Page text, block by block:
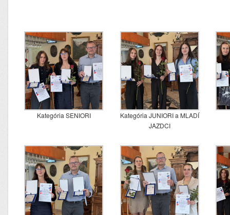
Kategória SENIORI
Kategória JUNIORI a MLADÍ
JAZDCI